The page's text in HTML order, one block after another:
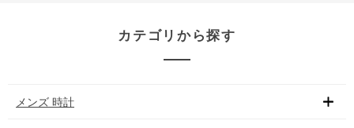
カテゴリから探す
メンズ 時計